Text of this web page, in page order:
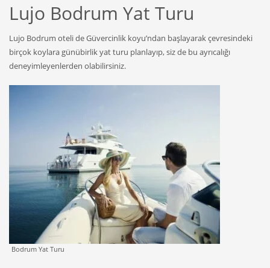
Lujo Bodrum Yat Turu
Lujo Bodrum oteli de Güvercinlik koyu’ndan başlayarak çevresindeki
birçok koylara günübirlik yat turu planlayıp, siz de bu ayrıcalığı
deneyimleyenlerden olabilirsiniz.
Bodrum Yat Turu